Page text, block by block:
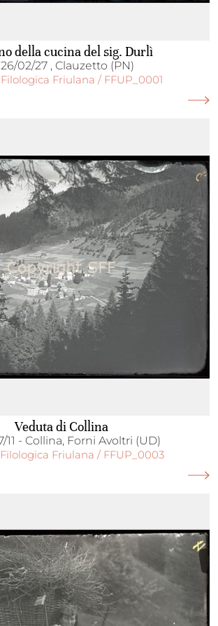
della cucina del sig. Durlì
02/27 , Clauzetto (PN)
Friulana / FFUP_0001
Veduta di Collina
11 - Collina, Forni Avoltri (UD)
Friulana / FFUP_0003